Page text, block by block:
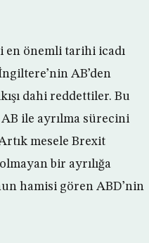
en önemli tarihi icadı
AB’den
dahi reddettiler. Bu
AB ile ayrılma sürecini
mesele Brexit
bir ayrılığa
hamisi gören ABD’nin